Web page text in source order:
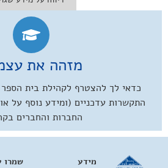
מזהה את
כדאי לך להצטרף לקהילת בית
התקשרות עדכניים (ומידע נוסף על
החברות והחברים
מידע שמרו